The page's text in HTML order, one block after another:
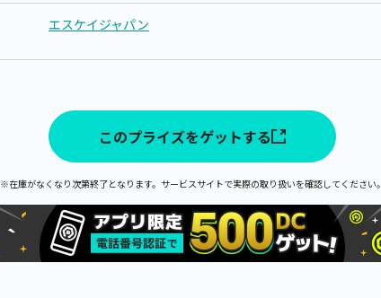
エスケイジャパン
このプライズをゲットする
※在庫がなくなり次第終了となります。サービスサイトで実際の取り扱いを確認してください。